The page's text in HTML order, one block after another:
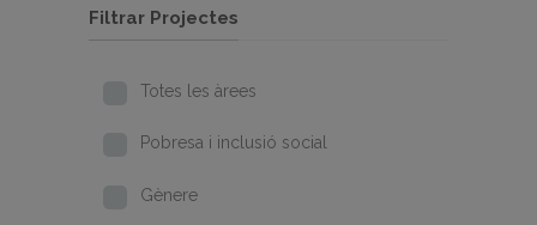
Filtrar Projectes
Totes les àrees
Pobresa i inclusió social
Gènere